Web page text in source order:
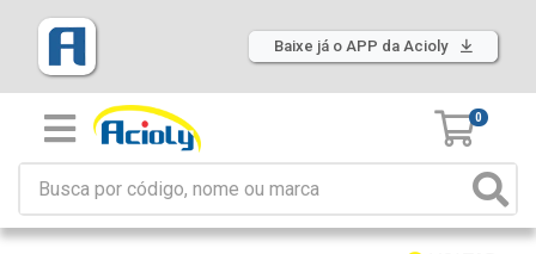
Baixe já o APP da Acioly
0